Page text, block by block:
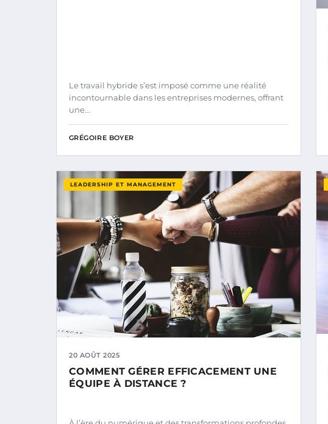
Le travail hybride s’est imposé comme une réalité
incontournable dans les entreprises modernes, offrant
une…
GRÉGOIRE BOYER
LEADERSHIP ET MANAGEMENT
20 AOÛT 2025
COMMENT GÉRER EFFICACEMENT UNE
ÉQUIPE À DISTANCE ?